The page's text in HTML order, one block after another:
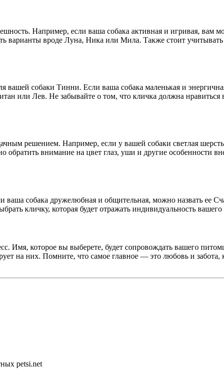
Например, если ваша собака активная и игривая, вам
вроде Луна, Ника или Мила. Также стоит учитывать
вашей собаки Тинни. Если ваша собака маленькая и
или Лев. Не забывайте о том, что кличка должна нравиться
решением. Например, если у вашей собаки светлая
внимание на цвет глаз, уши и другие особенности
собака дружелюбная и общительная, можно назвать ее
кличку, которая будет отражать индивидуальность
Имя, которое вы выберете, будет сопровождать вашего
на них. Помните, что самое главное — это любовь и
petsi.net